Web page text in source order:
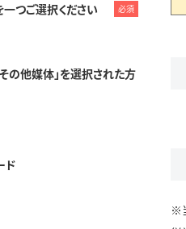
つご選択ください
必須
の他媒体」を選択された方
ド
※